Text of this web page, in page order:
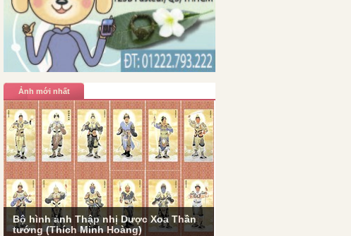
Ảnh mới nhất
Bộ hình ảnh Thập nhị Dược Xoa Thần
tướng (Thích Minh Hoàng)